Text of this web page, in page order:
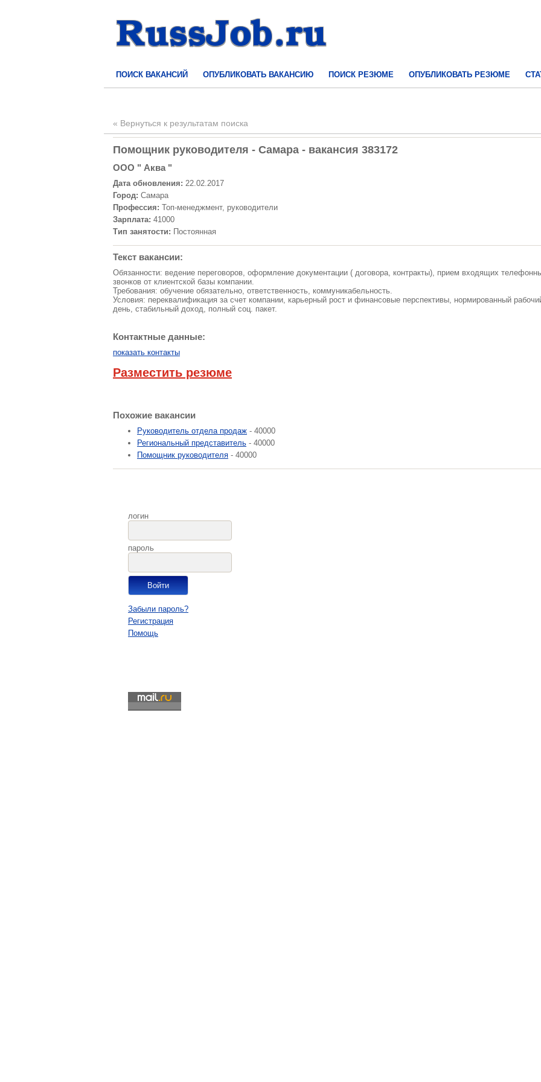
ПОИСК ВАКАНСИЙ ОПУБЛИКОВАТЬ ВАКАНСИЮ ПОИСК РЕЗЮМЕ ОПУБЛИКОВАТЬ РЕЗЮМЕ
« Вернуться к результатам поиска
Помощник руководителя - Самара - вакансия 383172
ООО " Аква "
Дата обновления: 22.02.2017
Город: Самара
Профессия: Топ-менеджмент, руководители
Зарплата: 41000
Тип занятости: Постоянная
Текст вакансии:
Обязанности: ведение переговоров, оформление документации ( договора, контракты), прием входящих
звонков от клиентской базы компании.
Требования: обучение обязательно, ответственность, коммуникабельность.
Условия: переквалификация за счет компании, карьерный рост и финансовые перспективы, нормированный
день, стабильный доход, полный соц. пакет.
Контактные данные:
показать контакты
Разместить резюме
Похожие вакансии
Руководитель отдела продаж - 40000
Региональный представитель - 40000
Помощник руководителя - 40000
логин
пароль
Забыли пароль?
Регистрация
Помощь